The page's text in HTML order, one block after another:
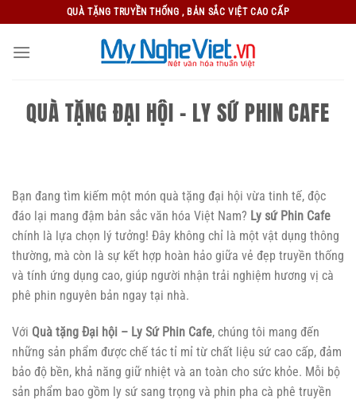
qua
nội
QUÀ TẶNG TRUYỀN THỐNG , BẢN SẮC VIỆT CAO CẤP
QUÀ TẶNG ĐẠI HỘI - LY SỨ PHIN CAFE
Bạn đang tìm kiếm một món quà tặng đại hội vừa tinh tế, độc
đáo lại mang đậm bản sắc văn hóa Việt Nam? Ly sứ Phin Cafe
chính là lựa chọn lý tưởng! Đây không chỉ là một vật dụng thông
thường, mà còn là sự kết hợp hoàn hảo giữa vẻ đẹp truyền thống
và tính ứng dụng cao, giúp người nhận trải nghiệm hương vị cà
phê phin nguyên bản ngay tại nhà.
Với Quà tặng Đại hội – Ly Sứ Phin Cafe, chúng tôi mang đến
những sản phẩm được chế tác tỉ mỉ từ chất liệu sứ cao cấp, đảm
bảo độ bền, khả năng giữ nhiệt và an toàn cho sức khỏe. Mỗi bộ
sản phẩm bao gồm ly sứ sang trọng và phin pha cà phê truyền